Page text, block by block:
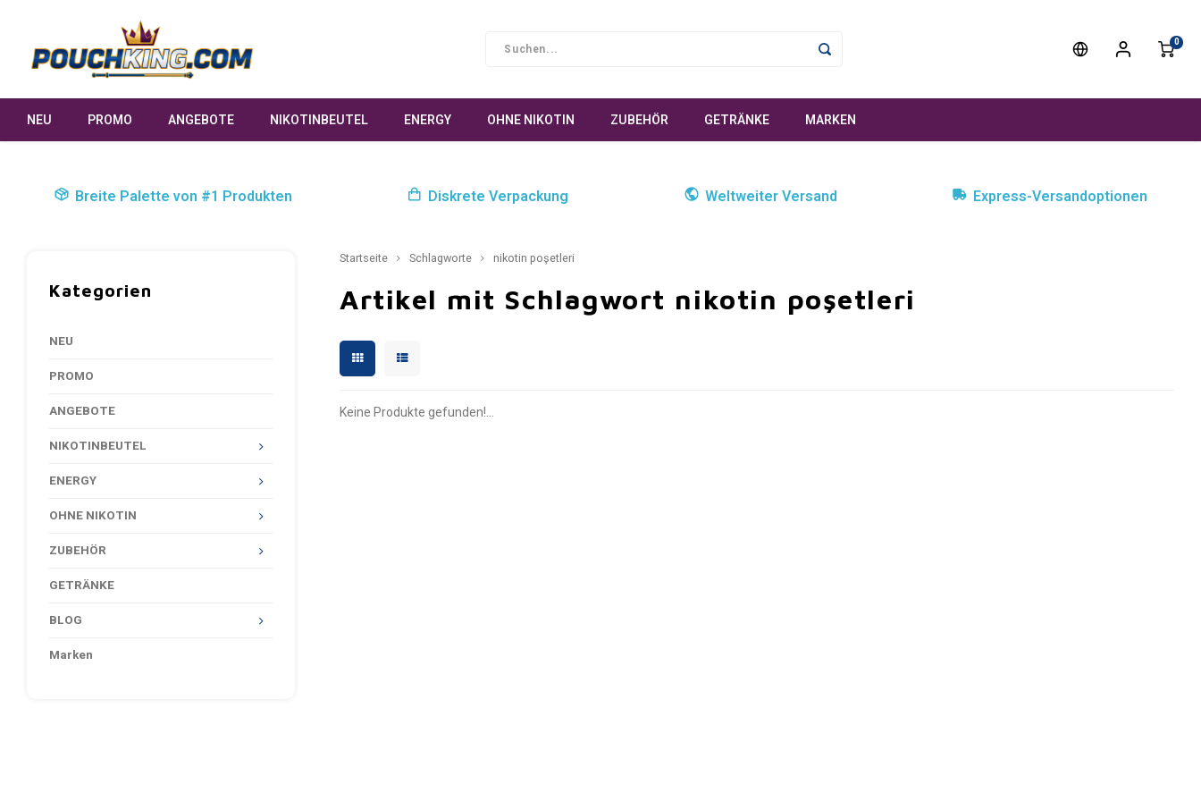
0
NEU PROMO ANGEBOTE NIKOTINBEUTEL ENERGY OHNE NIKOTIN ZUBEHÖR GETRÄNKE MARKEN
Breite Palette von #1 Produkten Diskrete Verpackung Weltweiter Versand Express-Versandoptionen
Kategorien
NEU
PROMO
ANGEBOTE
NIKOTINBEUTEL
ENERGY
OHNE NIKOTIN
ZUBEHÖR
GETRÄNKE
BLOG
Marken
Startseite Schlagworte nikotin poşetleri
Artikel mit Schlagwort nikotin poşetleri
Keine Produkte gefunden!...